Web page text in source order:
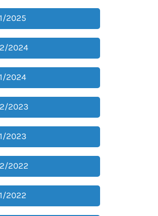
2025
2024
2024
2023
2023
2022
2022